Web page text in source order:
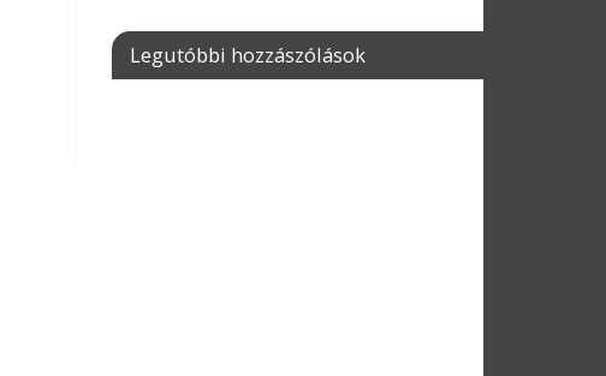
Legutóbbi hozzászólások